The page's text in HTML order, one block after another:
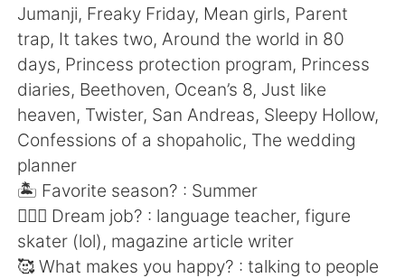
Jumanji, Freaky Friday, Mean girls, Parent
trap, It takes two, Around the world in 80
days, Princess protection program, Princess
diaries, Beethoven, Ocean’s 8, Just like
heaven, Twister, San Andreas, Sleepy Hollow,
Confessions of a shopaholic, The wedding
planner
🏝 Favorite season? : Summer
🧑🏻‍✈️ Dream job? : language teacher, figure
skater (lol), magazine article writer
🥰 What makes you happy? : talking to people